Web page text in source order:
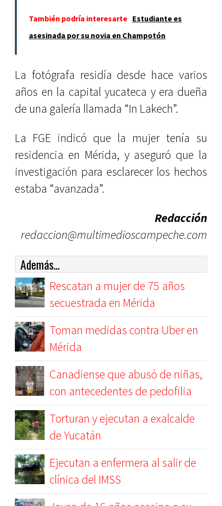
También podría interesarte Estudiante es
asesinada por su novia en Champotón
La fotógrafa residía desde hace varios
años en la capital yucateca y era dueña
de una galería llamada “In Lakech”.
La FGE indicó que la mujer tenía su
residencia en Mérida, y aseguró que la
investigación para esclarecer los hechos
estaba “avanzada”.
Redacción
redaccion@multimedioscampeche.com
Además...
Rescatan a mujer de 75 años
secuestrada en Mérida
Toman medidas contra Uber en
Mérida
Canadiense que abusó de niñas,
con antecedentes de pedofilia
Torturan y ejecutan a exalcalde
de Yucatán
Ejecutan a enfermera al salir de
clínica del IMSS